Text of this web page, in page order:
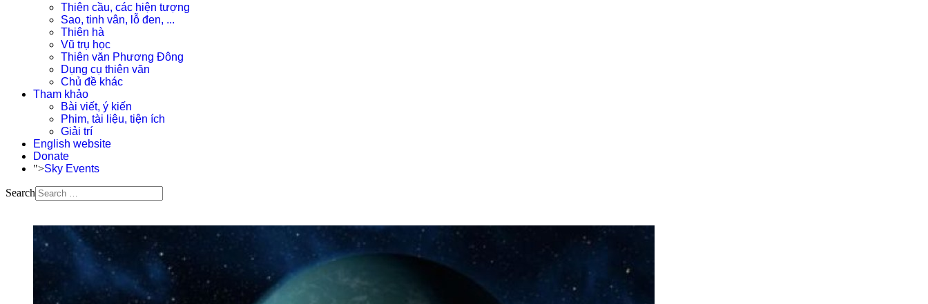
Thiên cầu, các hiện tượng
Sao, tinh vân, lỗ đen, ...
Thiên hà
Vũ trụ học
Thiên văn Phương Đông
Dụng cụ thiên văn
Chủ đề khác
Tham khảo
Bài viết, ý kiến
Phim, tài liệu, tiện ích
Giải trí
English website
Donate
">Sky Events
Search